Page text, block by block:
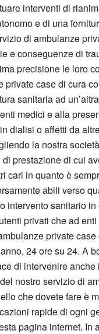
interventi di
e di una
di ambulanze
e conseguenze di
precisione le loro
case di cura
sanitaria ad
medici e alla
dialisi o affetti da
la nostra
prestazione di cui
cari in quanto è
abili verso
intervento sanitario
privati che ad
private
24 ore su 24. A
di intervenire
nostro servizio di
che dovete fare è
rapide di ogni
pagina internet. In